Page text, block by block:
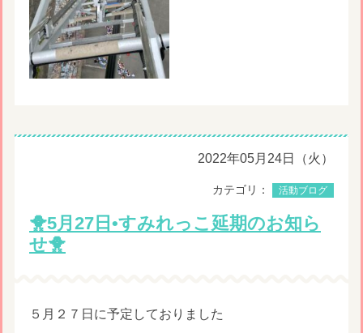
2022年05月24日（火）
カテゴリ： 活動ブログ
🐥5月27日•すみれっこ延期のお知ら
せ🐥
５月２７日に予定しておりました